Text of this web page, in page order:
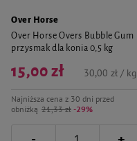
Over Horse
Over Horse Overs Bubble Gum
przysmak dla konia 0,5 kg
Najniższa cena z 30 dni przed
obniżką 21,33 zł -29%
15,00 zł 30,00 zł / kg